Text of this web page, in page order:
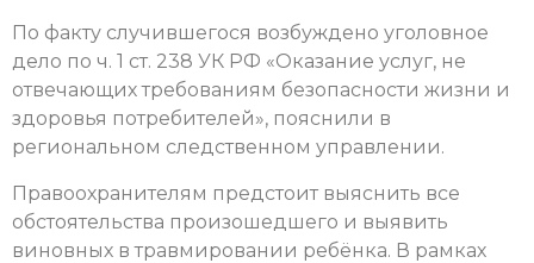
По факту случившегося возбуждено уголовное
дело по ч. 1 ст. 238 УК РФ «Оказание услуг, не
отвечающих требованиям безопасности жизни и
здоровья потребителей», пояснили в
региональном следственном управлении.
Правоохранителям предстоит выяснить все
обстоятельства произошедшего и выявить
виновных в травмировании ребёнка. В рамках